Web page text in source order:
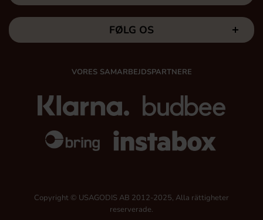
FØLG OS
VORES SAMARBEJDSPARTNERE
Copyright © USAGODIS AB 2012-2025, Alla rättigheter
reserverade.